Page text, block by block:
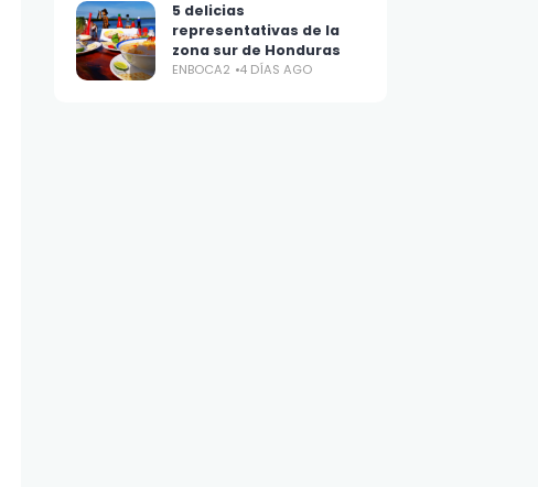
5 delicias
representativas de la
zona sur de Honduras
ENBOCA2 4 DÍAS AGO